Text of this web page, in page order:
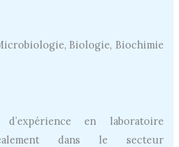
Biologie, Biochimie
en laboratoire
dans le secteur